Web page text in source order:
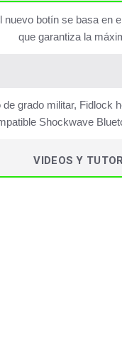
nuevo botín se basa
que garantiza la
de grado militar, Fidlock
Shockwave
VIDEOS Y